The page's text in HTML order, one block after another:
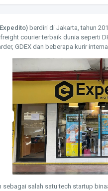
berdiri di Jakarta, tahun
courier terbaik dunia seperti
GDEX dan beberapa kurir
sebagai salah satu tech startup